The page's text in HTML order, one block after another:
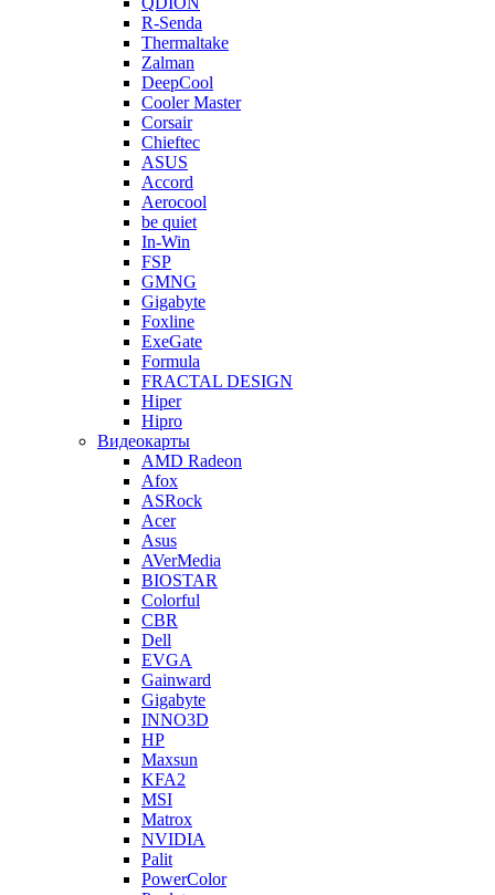
R-Senda
Thermaltake
Zalman
DeepCool
Cooler Master
Corsair
Chieftec
ASUS
Accord
Aerocool
be quiet
In-Win
FSP
GMNG
Gigabyte
Foxline
ExeGate
Formula
FRACTAL DESIGN
Hiper
Hipro
Видеокарты
AMD Radeon
Afox
ASRock
Acer
Asus
AVerMedia
BIOSTAR
Colorful
CBR
Dell
EVGA
Gainward
Gigabyte
INNO3D
HP
Maxsun
KFA2
MSI
Matrox
NVIDIA
Palit
PowerColor